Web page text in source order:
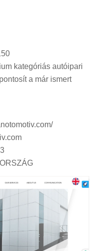
kategóriás autóipari
a már ismert